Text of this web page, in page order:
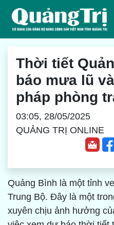
Thời tiết
báo mưa lũ
pháp phòng
03:05, 28/05/2025
QUẢNG TRỊ ONLINE
Quảng Bình là một tỉnh
Trung Bộ. Đây là một
xuyên chịu ảnh hưởng